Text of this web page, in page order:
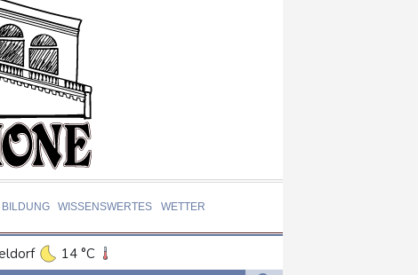
BILDUNG WISSENSWERTES WETTER
14 °C